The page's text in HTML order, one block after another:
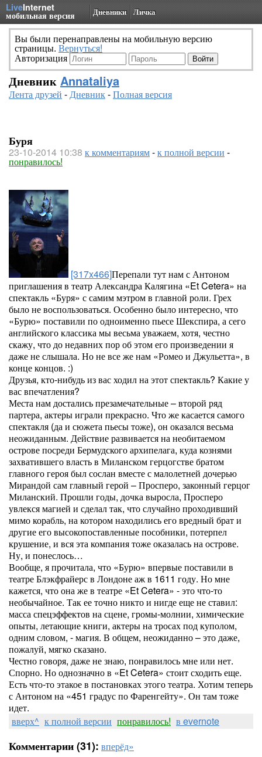
LiveInternet
мобильная версия Дневники Личка
Вы были перенаправлены на мобильную версию
страницы. Вернуться!
Авторизация
Дневник Annataliya
Лента друзей -Дневник-Полная версия
Буря
23-10-2014 10:38 к комментариям-к полной версии -
понравилось!
[317x466]Перепали тут нам с Антоном
приглашения в театр Александра Калягина «Et Cetera» на
спектакль «Буря» с самим мэтром в главной роли. Грех
было не воспользоваться. Особенно было интересно, что
«Бурю» поставили по одноименно пьесе Шекспира, а сего
английского классика мы весьма уважаем, хотя, честно
скажу, что до недавних пор об этом его произведении я
даже не слышала. Но не все же нам «Ромео и Джульетта», в
конце концов. :)
Друзья, кто-нибудь из вас ходил на этот спектакль? Какие у
вас впечатления?
Места нам достались презамечательные – второй ряд
партера, актеры играли прекрасно. Что же касается самого
спектакля (да и сюжета пьесы тоже), он оказался весьма
неожиданным. Действие развивается на необитаемом
острове посреди Бермудского архипелага, куда кознями
захватившего власть в Миланском герцогстве братом
главного героя был сослан вместе с малолетней дочерью
Мирандой сам главный герой – Просперо, законный герцог
Миланский. Прошли годы, дочка выросла, Просперо
увлекся магией и сделал так, что случайно проходивший
мимо корабль, на котором находились его вредный брат и
другие его высокопоставленные пособники, потерпел
крушение, и вся эта компания тоже оказалась на острове.
Ну, и понеслось…
Вообще, я прочитала, что «Бурю» впервые поставили в
театре Блэкфрайерс в Лондоне аж в 1611 году. Но мне
кажется, что она же в театре «Et Cetera» - это что-то
необычайное. Так ее точно никто и нигде еще не ставил:
масса спецэффектов на сцене, громы-молнии, химические
опыты, летающие книги, актеры на тросах под куполом,
одним словом, - магия. В общем, неожиданно – это даже,
пожалуй, мягко сказано.
Честно говоря, даже не знаю, понравилось мне или нет.
Спорно. Но однозначно в «Et Cetera» стоит сходить еще.
Есть что-то этакое в постановках этого театра. Хотим теперь
с Антоном на «451 градус по Фаренгейту». Он там тоже
идет.
вверх^ к полной версии понравилось! в evernote
Комментарии (31): вперёд»